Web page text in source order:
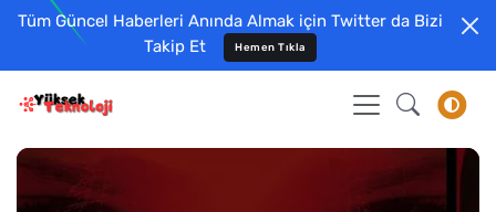
Tüm Güncel Haberleri Anında Almak için Twitter da Bizi
Takip Et
Hemen Tıkla